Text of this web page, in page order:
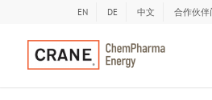
EN DE 中文 合作伙伴